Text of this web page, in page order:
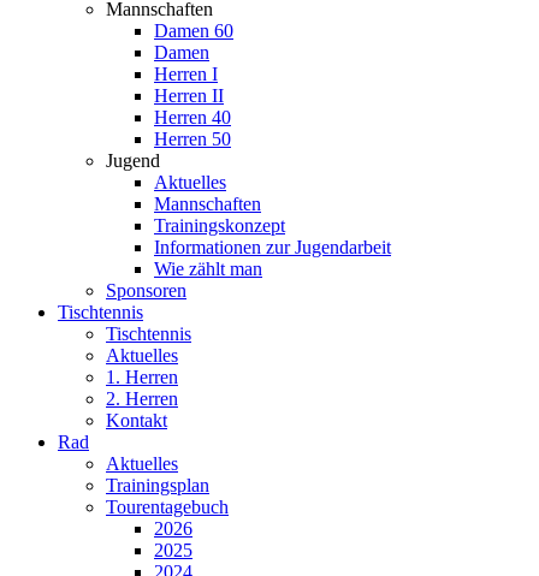
Mannschaften
Damen 60
Damen
Herren I
Herren II
Herren 40
Herren 50
Jugend
Aktuelles
Mannschaften
Trainingskonzept
Informationen zur Jugendarbeit
Wie zählt man
Sponsoren
Tischtennis
Tischtennis
Aktuelles
1. Herren
2. Herren
Kontakt
Rad
Aktuelles
Trainingsplan
Tourentagebuch
2026
2025